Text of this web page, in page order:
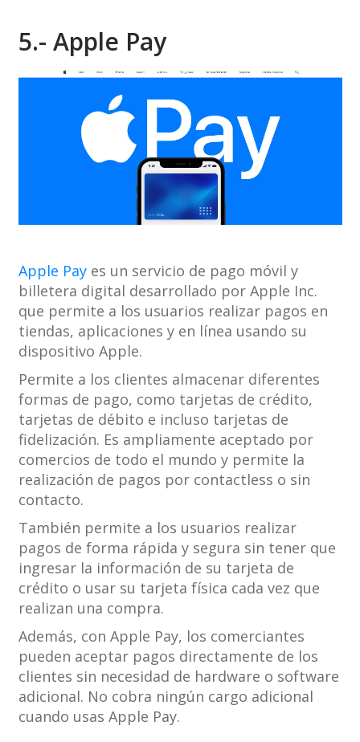
5.- Apple Pay
Apple Payes un servicio de pago móvil y
billetera digital desarrollado por Apple Inc.
que permite a los usuarios realizar pagos en
tiendas, aplicaciones y en línea usando su
dispositivo Apple.
Permite a los clientes almacenar diferentes
formas de pago, como tarjetas de crédito,
tarjetas de débito e incluso tarjetas de
fidelización. Es ampliamente aceptado por
comercios de todo el mundo y permite la
realización de pagos por contactless o sin
contacto.
También permite a los usuarios realizar
pagos de forma rápida y segura sin tener que
ingresar la información de su tarjeta de
crédito o usar su tarjeta física cada vez que
realizan una compra.
Además, con Apple Pay, los comerciantes
pueden aceptar pagos directamente de los
clientes sin necesidad de hardware o software
adicional. No cobra ningún cargo adicional
cuando usas Apple Pay.